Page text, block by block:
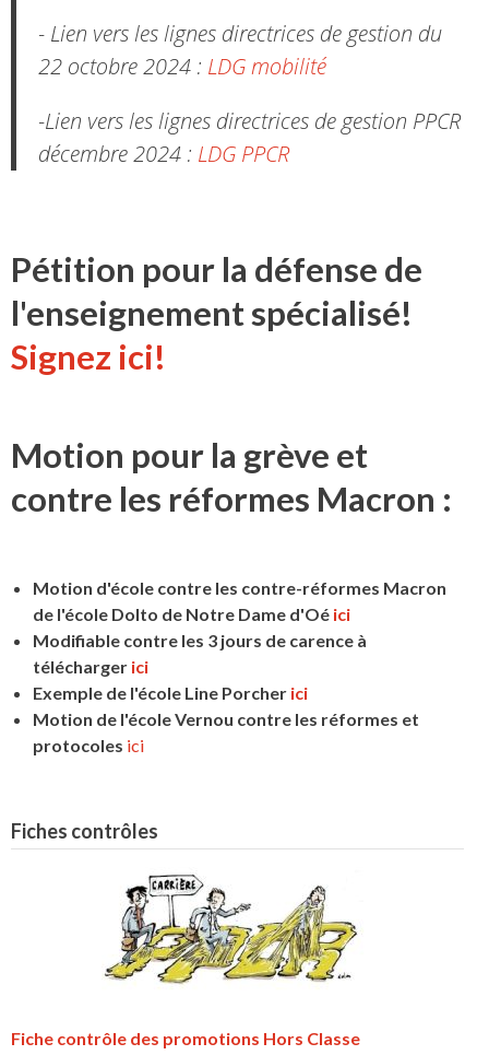
- Lien vers les lignes directrices de gestion du
22 octobre 2024 : LDG mobilité
-Lien vers les lignes directrices de gestion PPCR
décembre 2024 : LDG PPCR
Pétition pour la défense de
l'enseignement spécialisé!
Signez ici!
Motion pour la grève et
contre les réformes Macron :
Motion d'école contre les contre-réformes Macron
de l'école Dolto de Notre Dame d'Oé ici
Modifiable contre les 3 jours de carence à
télécharger ici
Exemple de l'école Line Porcher ici
Motion de l'école Vernou contre les réformes et
protocoles ici
Fiches contrôles
Fiche contrôle des promotions Hors Classe